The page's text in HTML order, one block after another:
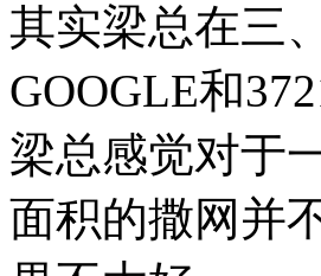
其实梁总在三
GOOGLE和
梁总感觉对于
面积的撒网并